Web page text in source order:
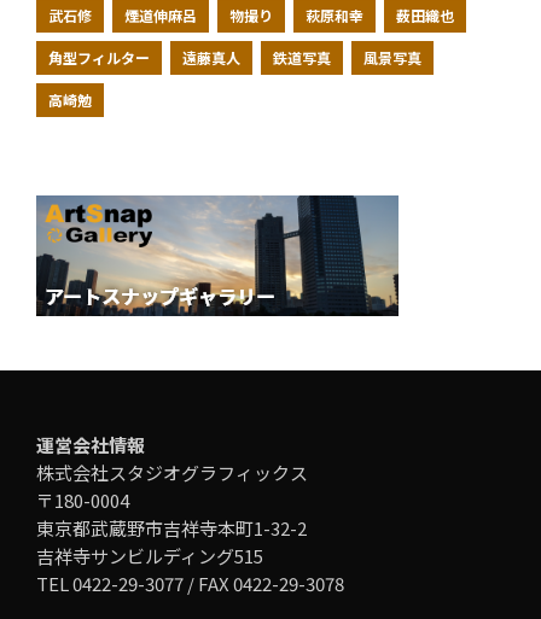
武石修 煙道伸麻呂 物撮り 萩原和幸 薮田織也
角型フィルター 遠藤真人 鉄道写真 風景写真
高崎勉
運営会社情報
株式会社スタジオグラフィックス
〒180-0004
東京都武蔵野市吉祥寺本町1-32-2
吉祥寺サンビルディング515
TEL 0422-29-3077 / FAX 0422-29-3078